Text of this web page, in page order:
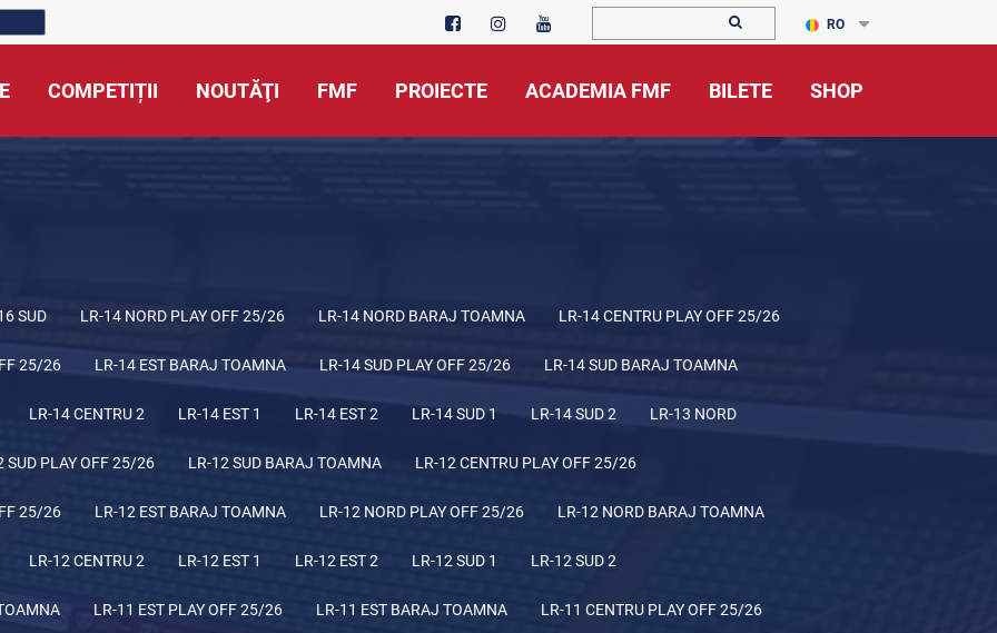
RO
COMPETIȚII NOUTĂŢI FMF PROIECTE ACADEMIA FMF BILETE SHOP
SUD LR-14 NORD PLAY OFF 25/26 LR-14 NORD BARAJ TOAMNA LR-14 CENTRU PLAY OFF 25/26
25/26 LR-14 EST BARAJ TOAMNA LR-14 SUD PLAY OFF 25/26 LR-14 SUD BARAJ TOAMNA
LR-14 CENTRU 2 LR-14 EST 1 LR-14 EST 2 LR-14 SUD 1 LR-14 SUD 2 LR-13 NORD
SUD PLAY OFF 25/26 LR-12 SUD BARAJ TOAMNA LR-12 CENTRU PLAY OFF 25/26
25/26 LR-12 EST BARAJ TOAMNA LR-12 NORD PLAY OFF 25/26 LR-12 NORD BARAJ TOAMNA
LR-12 CENTRU 2 LR-12 EST 1 LR-12 EST 2 LR-12 SUD 1 LR-12 SUD 2
LR-11 EST PLAY OFF 25/26 LR-11 EST BARAJ TOAMNA LR-11 CENTRU PLAY OFF 25/26